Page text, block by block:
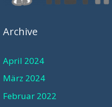
Archive
April 2024
März 2024
Februar 2022